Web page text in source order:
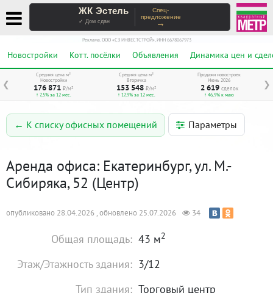
ЖК Эстель
✓ Дом сдан
Спец-
предложение
→
Реклама. ООО «СЗ ИНВЕСТСТРОЙ», ИНН 6678067973
Новостройки Котт. посёлки Объявления Динамика цен и
❮ ❯
Средняя цена м²
Новостройки
176 871 ₽/м²
↑ 7,5% за 12 мес.
Средняя цена м²
Вторичка
153 548 ₽/м²
↑ 17,9% за 12 мес.
Продажи новостроек
Июнь 2026
2 619 сделок
↑ 46,9% к маю
← К списку офисных помещений Параметры
Аренда офиса: Екатеринбург, ул. М.-
Сибиряка, 52 (Центр)
опубликовано 28.04.2026 , обновлено 25.07.2026 34
Общая площадь: 43 м2
Этаж/Этажность здания: 3/12
Тип здания: Торговый центр